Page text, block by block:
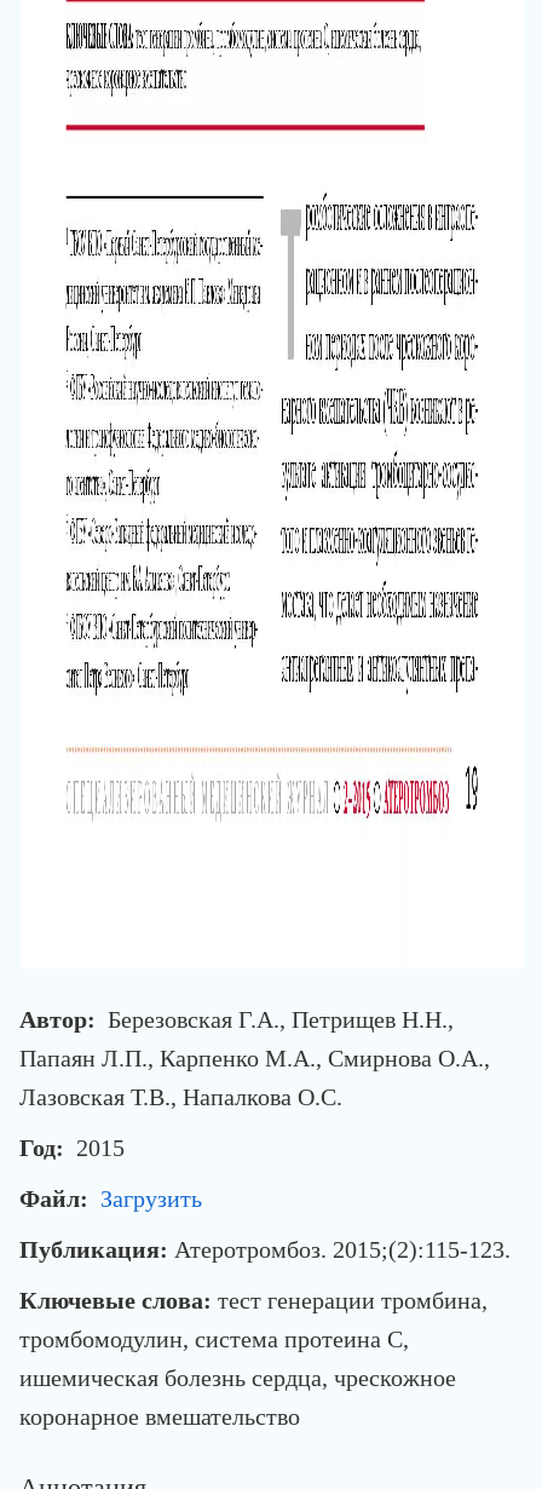
Автор: Березовская Г.А., Петрищев Н.Н.,
Папаян Л.П., Карпенко М.А., Смирнова О.А.,
Лазовская Т.В., Напалкова О.С.
Год: 2015
Файл: Загрузить
Публикация: Атеротромбоз. 2015;(2):115-123.
Ключевые слова: тест генерации тромбина,
тромбомодулин, система протеина С,
ишемическая болезнь сердца, чрескожное
коронарное вмешательство